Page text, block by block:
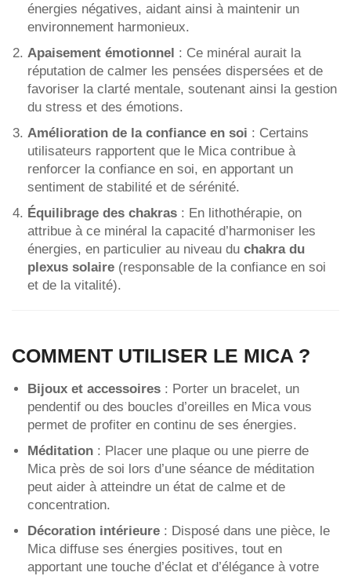
énergies négatives, aidant ainsi à maintenir un
environnement harmonieux.
Apaisement émotionnel : Ce minéral aurait la
réputation de calmer les pensées dispersées et de
favoriser la clarté mentale, soutenant ainsi la gestion
du stress et des émotions.
Amélioration de la confiance en soi : Certains
utilisateurs rapportent que le Mica contribue à
renforcer la confiance en soi, en apportant un
sentiment de stabilité et de sérénité.
Équilibrage des chakras : En lithothérapie, on
attribue à ce minéral la capacité d’harmoniser les
énergies, en particulier au niveau du chakra du
plexus solaire (responsable de la confiance en soi
et de la vitalité).
COMMENT UTILISER LE MICA ?
Bijoux et accessoires : Porter un bracelet, un
pendentif ou des boucles d’oreilles en Mica vous
permet de profiter en continu de ses énergies.
Méditation : Placer une plaque ou une pierre de
Mica près de soi lors d’une séance de méditation
peut aider à atteindre un état de calme et de
concentration.
Décoration intérieure : Disposé dans une pièce, le
Mica diffuse ses énergies positives, tout en
apportant une touche d’éclat et d’élégance à votre